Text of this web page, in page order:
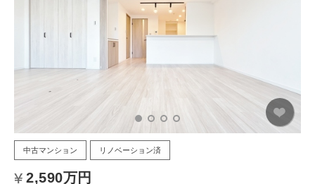
中古マンション リノベーション済
2,590万円